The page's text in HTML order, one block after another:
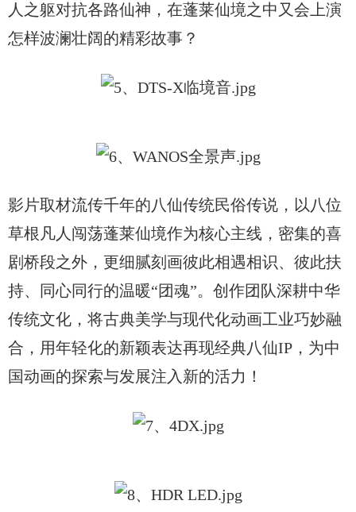
人之躯对抗各路仙神，在蓬莱仙境之中又会上演
怎样波澜壮阔的精彩故事？
影片取材流传千年的八仙传统民俗传说，以八位
草根凡人闯荡蓬莱仙境作为核心主线，密集的喜
剧桥段之外，更细腻刻画彼此相遇相识、彼此扶
持、同心同行的温暖“团魂”。创作团队深耕中华
传统文化，将古典美学与现代化动画工业巧妙融
合，用年轻化的新颖表达再现经典八仙IP，为中
国动画的探索与发展注入新的活力！